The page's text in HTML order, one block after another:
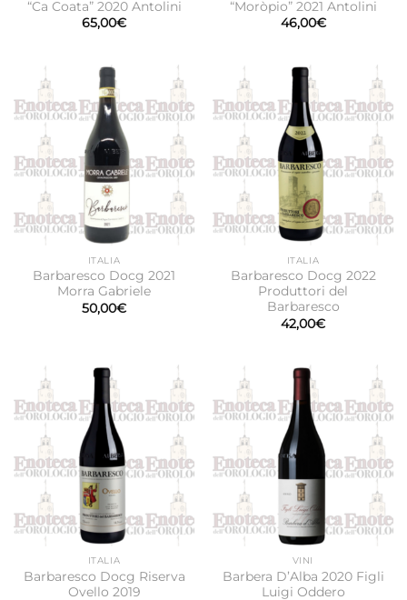
“Ca Coata” 2020 Antolini
65,00€
“Moròpio” 2021 Antolini
46,00€
ITALIA
Barbaresco Docg 2021
Morra Gabriele
50,00€
ITALIA
Barbaresco Docg 2022
Produttori del
Barbaresco
42,00€
ITALIA
Barbaresco Docg Riserva
Ovello 2019
VINI
Barbera D’Alba 2020 Figli
Luigi Oddero